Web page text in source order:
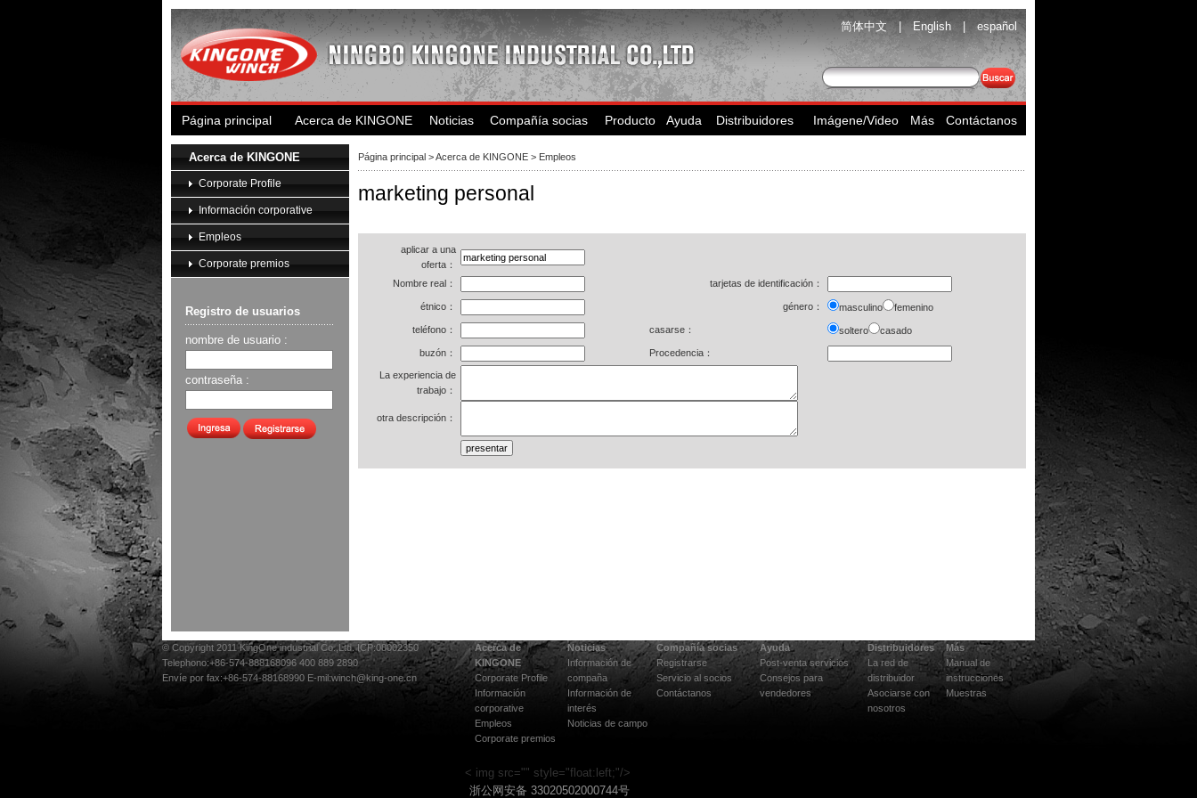
简体中文 | English |español
Página principal Acerca de KINGONE Noticias Compañía socias Producto Ayuda Distribuidores Imágene/Video Más Contáctanos
Acerca de KINGONE
Corporate Profile
Información corporative
Empleos
Corporate premios
Registro de usuarios
nombre de usuario :
contraseña :
Página principal >Acerca de KINGONE > Empleos
marketing personal
aplicar a una
oferta：
Nombre real：
tarjetas de identificación：
étnico： género： masculino femenino
teléfono： casarse： soltero casado
buzón： Procedencia：
La experiencia de
trabajo：
otra descripción：
© Copyright 2011 KingOne industrial Co.,Ltd. ICP:08002350
Telephono:+86-574-888168096 400 889 2890
Envíe por fax:+86-574-88168990 E-mil:winch@king-one.cn
Acerca de
KINGONE
Corporate Profile
Información
corporative
Empleos
Corporate premios
Noticias
Información de
compaña
Información de
interés
Noticias de campo
Compañía socias
Registrarse
Servicio al socios
Contáctanos
Ayuda
Post-venta servicios
Consejos para
vendedores
Distribuidores
La red de
distribuidor
Asociarse con
nosotros
Más
Manual de
instrucciones
Muestras
< img src="" style="float:left;"/>
浙公网安备 33020502000744号